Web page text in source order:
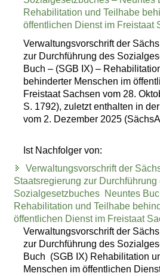
Rehabilitation und Teilhabe
öffentlichen Dienst im Freistaat
Verwaltungsvorschrift der
zur Durchführung des
Buch – (SGB IX) –
behinderter Menschen im
Freistaat Sachsen vom 28.
S. 1792), zuletzt enthalten in
vom 2. Dezember 2025
Ist Nachfolger von:
Verwaltungsvorschrift der
Staatsregierung zur Durchführung
Sozialgesetzbuches  Neuntes
Rehabilitation und Teilhabe
öffentlichen Dienst im Freistaat
Verwaltungsvorschrift der
zur Durchführung des
Buch  (SGB IX) Rehabilitation
Menschen im öffentlichen